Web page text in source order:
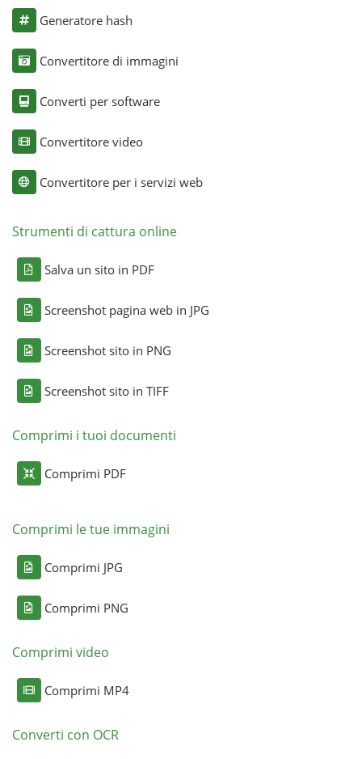
Generatore hash
Convertitore di immagini
Converti per software
Convertitore video
Convertitore per i servizi web
Strumenti di cattura online
Salva un sito in PDF
Screenshot pagina web in JPG
Screenshot sito in PNG
Screenshot sito in TIFF
Comprimi i tuoi documenti
Comprimi PDF
Comprimi le tue immagini
Comprimi JPG
Comprimi PNG
Comprimi video
Comprimi MP4
Converti con OCR